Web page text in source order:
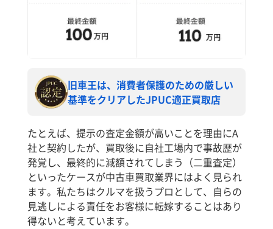
旧車王は、消費者保護のための厳しい
基準をクリアしたJPUC適正買取店
たとえば、提示の査定金額が高いことを理由にA
社と契約したが、買取後に自社工場内で事故歴が
発覚し、最終的に減額されてしまう（二重査定）
といったケースが中古車買取業界にはよく見られ
ます。私たちはクルマを扱うプロとして、自らの
見逃しによる責任をお客様に転嫁することはあり
得ないと考えています。